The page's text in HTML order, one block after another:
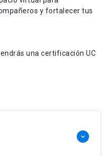
y fortalecer tus
una certificación UC
keyboard_arrow_down